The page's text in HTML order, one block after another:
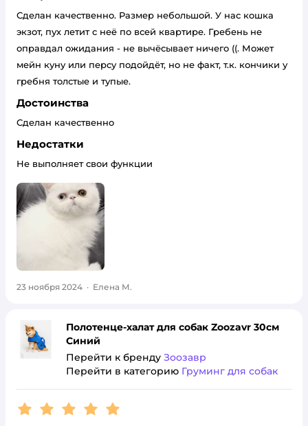
Сделан качественно. Размер небольшой. У нас кошка
экзот, пух летит с неё по всей квартире. Гребень не
оправдал ожидания - не вычёсывает ничего ((. Может
мейн куну или персу подойдёт, но не факт, т.к. кончики у
гребня толстые и тупые.
Достоинства
Сделан качественно
Недостатки
Не выполняет свои функции
23 ноября 2024 · Елена М.
Полотенце-халат для собак Zoozavr 30см
Синий
Перейти к бренду Зоозавр
Перейти в категорию Груминг для собак
Рейтинг:5